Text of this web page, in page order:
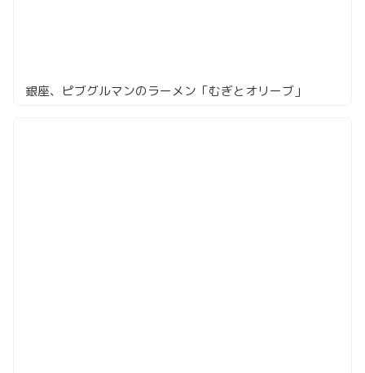
銀座、ピブグルマンのラーメン「むぎとオリーブ」